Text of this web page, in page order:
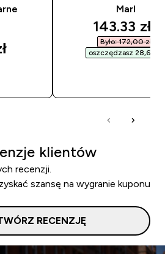
Marl
143.33 zł‎
Było: 172,00 zł‎
oszczędzasz 28,67 zł‎
klientów
recenzji.
szansę na wygranie kuponu
RECENZJĘ